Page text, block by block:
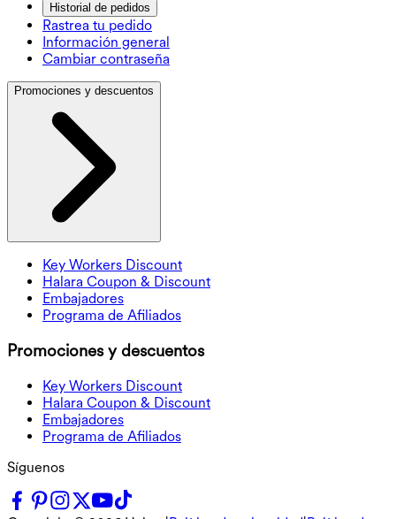
Historial de pedidos
Rastrea tu pedido
Información general
Cambiar contraseña
Promociones y descuentos
Key Workers Discount
Halara Coupon & Discount
Embajadores
Programa de Afiliados
Promociones y descuentos
Key Workers Discount
Halara Coupon & Discount
Embajadores
Programa de Afiliados
Síguenos